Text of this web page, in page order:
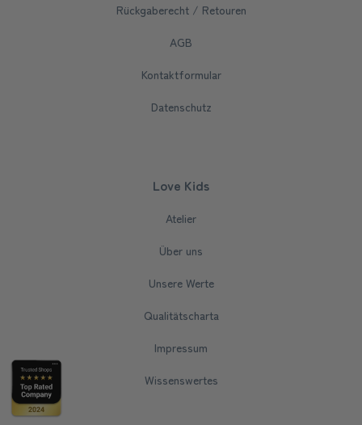
Rückgaberecht / Retouren
AGB
Kontaktformular
Datenschutz
Love Kids
Atelier
Über uns
Unsere Werte
Qualitätscharta
Impressum
Wissenswertes